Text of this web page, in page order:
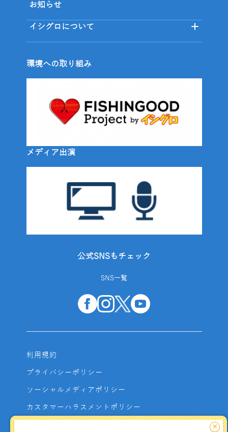
お知らせ
イシグロについて
環境への取り組み
メディア出演
公式SNSもチェック
SNS一覧
利用規約
プライバシーポリシー
ソーシャルメディアポリシー
カスタマーハラスメントポリシー
×